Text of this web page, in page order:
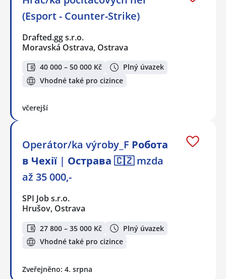
(Esport - Counter-Strike)
Drafted.gg s.r.o.
Moravská Ostrava, Ostrava
40 000 – 50 000 Kč
Plný úvazek
Vhodné také pro cizince
včerejší
Operátor/ka výroby_F Робота
в Чехії | Острава 🇨🇿 mzda
až 35 000,-
SPI Job s.r.o.
Hrušov, Ostrava
27 800 – 35 000 Kč
Plný úvazek
Vhodné také pro cizince
Zveřejněno: 4. srpna